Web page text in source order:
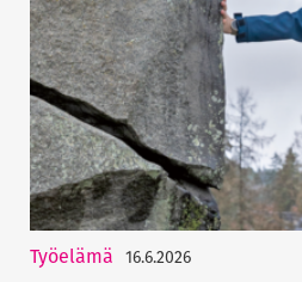
Työelämä 16.6.2026